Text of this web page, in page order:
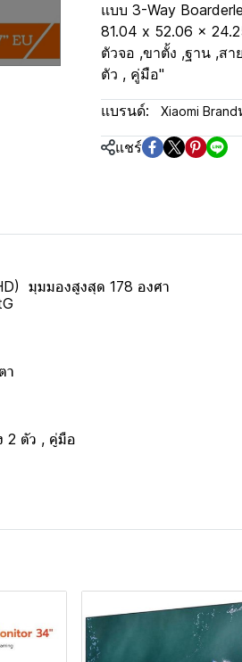
แบบ 3-Way
81.04 x 52.06 x
ตัวจอ ,ขาตั้ง ,ฐาน ,สา
ตัว , คู่มือ"
แบรนด์: Xiaomi Brand
แชร์
มุมมองสูงสุด 178 องศา
า
2 ตัว , คู่มือ